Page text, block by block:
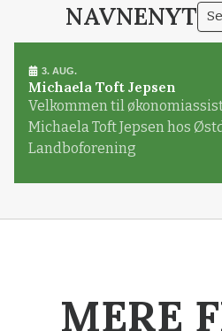
NAVNENYT
3. AUG.
Michaela Toft Jepsen
Velkommen til
Michaela Toft Jepsen hos
Landboforening
MERE